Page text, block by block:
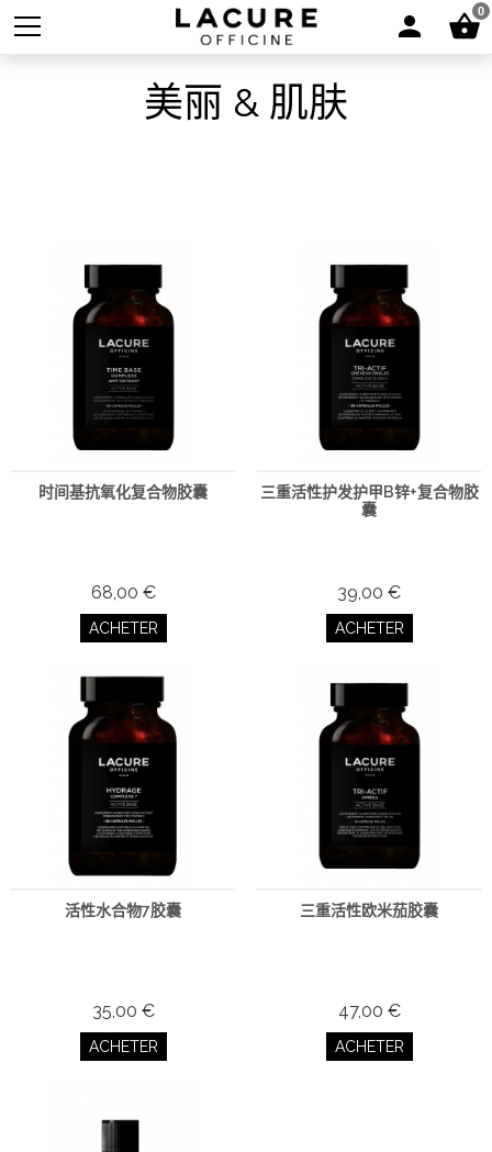
美丽 & 肌肤
时间基抗氧化复合物胶囊
68,00 €
ACHETER
三重活性护发护甲B锌+复合物胶
囊
39,00 €
ACHETER
活性水合物7胶囊
35,00 €
ACHETER
三重活性欧米茄胶囊
47,00 €
ACHETER
0